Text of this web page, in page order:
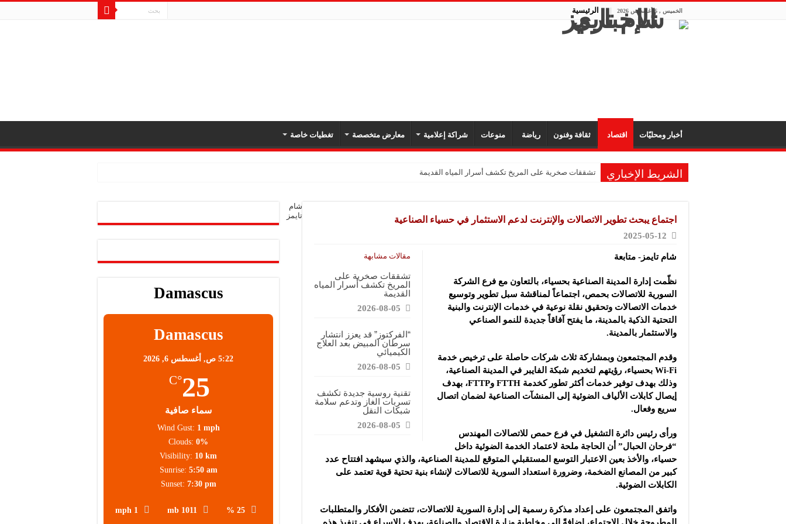
الخميس , 6 أغسطس 2026 الرئيسية
أخبار ومحليّات اقتصاد ثقافة وفنون رياضة منوعات شراكة إعلامية معارض متخصصة تغطيات خاصة
الشريط الإخباري تشققات صخرية على المريخ تكشف أسرار المياه القديمة
المفكرة الثقافية في سوريا ليوم الأربعاء الـ 5 من آب 2026
ندوة في مهرجان دمشق الدولي للشعر تستعرض مسيرة “سعاد الصباح” ودورها الثقافي
اجتماع يبحث تطوير الاتصالات والإنترنت لدعم الاستثمار في حسياء الصناعية
2025-05-12
مقالات مشابهة
تشققات صخرية على
المريخ تكشف أسرار المياه
القديمة
2026-08-05
“الفركتوز” قد يعزز انتشار
سرطان المبيض بعد العلاج
الكيميائي
2026-08-05
تقنية روسية جديدة تكشف
تسربات الغاز وتدعم سلامة
شبكات النقل
2026-08-05
شام تايمز- متابعة
نظّمت إدارة المدينة الصناعية بحسياء، بالتعاون مع فرع الشركة
السورية للاتصالات بحمص، اجتماعاً لمناقشة سبل تطوير وتوسيع
خدمات الاتصالات وتحقيق نقلة نوعية في خدمات الإنترنت والبنية
التحتية الذكية بالمدينة، ما يفتح آفاقاً جديدة للنمو الصناعي
والاستثمار بالمدينة.
وقدم المجتمعون وبمشاركة ثلاث شركات حاصلة على ترخيص خدمة
Wi-Fi بحسياء، رؤيتهم لتخديم شبكة الفايبر في المدينة الصناعية،
وذلك بهدف توفير خدمات أكثر تطور كخدمة FTTH وFTTP، بهدف
إيصال كابلات الألياف الضوئية إلى المنشآت الصناعية لضمان اتصال
سريع وفعال.
ورأى رئيس دائرة التشغيل في فرع حمص للاتصالات المهندس
“فرحان الحبال” أن الحاجة ملحة لاعتماد الخدمة الضوئية داخل
حسياء، والأخذ بعين الاعتبار التوسع المستقبلي المتوقع للمدينة الصناعية، والذي سيشهد افتتاح عدد
كبير من المصانع الضخمة، وضرورة استعداد السورية للاتصالات لإنشاء بنية تحتية قوية تعتمد على
الكابلات الضوئية.
واتفق المجتمعون على إعداد مذكرة رسمية إلى إدارة السورية للاتصالات، تتضمن الأفكار والمتطلبات
Damascus
Damascus
5:22 ص, أغسطس 6, 2026
25
°C
سماء صافية
25 %
1011 mb
1 mph
Wind Gust: 1 mph
Clouds: 0%
Visibility: 10 km
Sunrise: 5:50 am
Sunset: 7:30 pm
شام
تايمز